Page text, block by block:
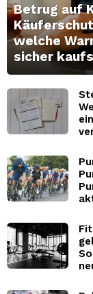
Betrug auf
welche
sicher